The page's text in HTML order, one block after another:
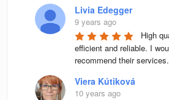
Livia Edegger
9 years ago
High
efficient and reliable. I
recommend their services.
Viera Kútiková
10 years ago